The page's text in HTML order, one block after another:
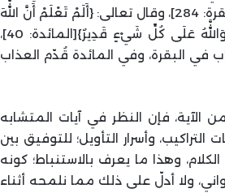
فَيَغْفِرُ لِمَنْ يَشَاءُ وَيُعَذِّبُ مَنْ يَشَاءُ وَاللَّهُ عَلَى كُلِّ شَيْءٍ قَدِيرٌ}[البقرة: 284]، وقال تعالى: {أَلَمْ تَعْلَمْ أَنَّ اللَّهَ
لَهُ مُلْكُ السَّمَاوَاتِ وَالْأَرْضِ يُعَذِّبُ مَنْ يَشَاءُ وَيَغْفِرُ لِمَنْ يَشَاءُ وَاللَّهُ عَلَى كُلِّ شَيْءٍ قَدِيرٌ}[المائدة: 40]،
في البقرة، وفي المائدة قُدّم العذاب
الآية، فإن النظر في آيات المتشابه
وأسرار التأويل؛ للتوفيق بين
وهذا ما يعرف بالاستنباط؛ كونه
ولا أدلّ على ذلك مما نلمحه أثناء